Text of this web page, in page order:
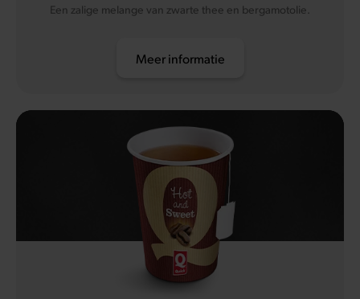
Een zalige melange van zwarte thee en bergamotolie.
Meer informatie